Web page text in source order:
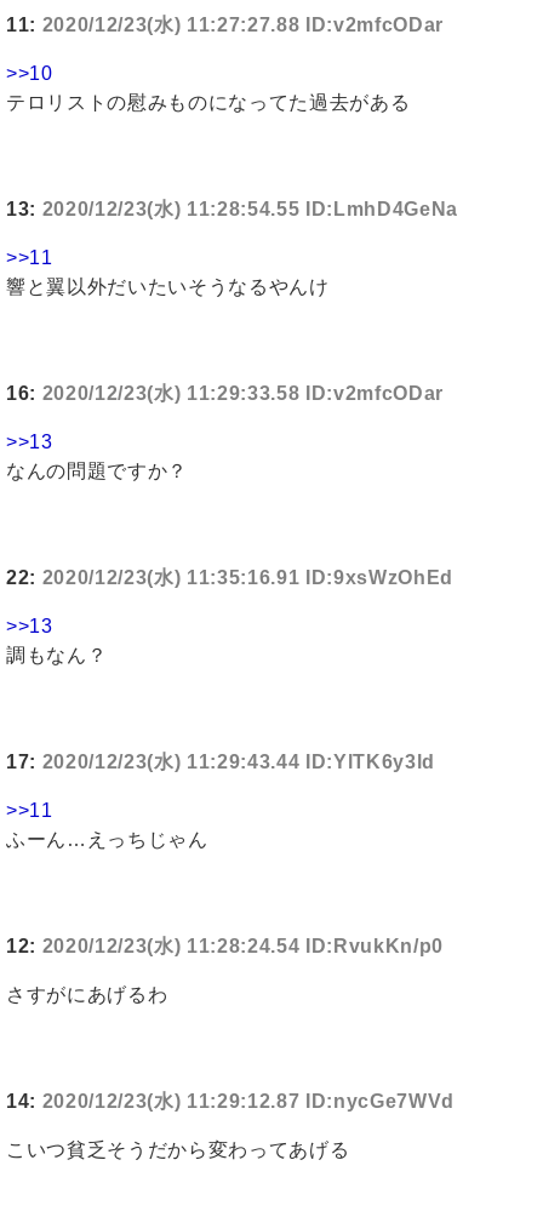
11: 2020/12/23(水) 11:27:27.88 ID:v2mfcODar
>>10
テロリストの慰みものになってた過去がある
13: 2020/12/23(水) 11:28:54.55 ID:LmhD4GeNa
>>11
響と翼以外だいたいそうなるやんけ
16: 2020/12/23(水) 11:29:33.58 ID:v2mfcODar
>>13
なんの問題ですか？
22: 2020/12/23(水) 11:35:16.91 ID:9xsWzOhEd
>>13
調もなん？
17: 2020/12/23(水) 11:29:43.44 ID:YlTK6y3ld
>>11
ふーん…えっちじゃん
12: 2020/12/23(水) 11:28:24.54 ID:RvukKn/p0
さすがにあげるわ
14: 2020/12/23(水) 11:29:12.87 ID:nycGe7WVd
こいつ貧乏そうだから変わってあげる